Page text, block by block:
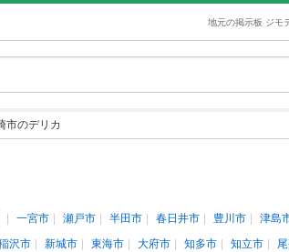
地元の掲示板 ジモ
市のデリカ
一宮市 瀬戸市 半田市 春日井市 豊川市 津島
沢市 新城市 東海市 大府市 知多市 知立市